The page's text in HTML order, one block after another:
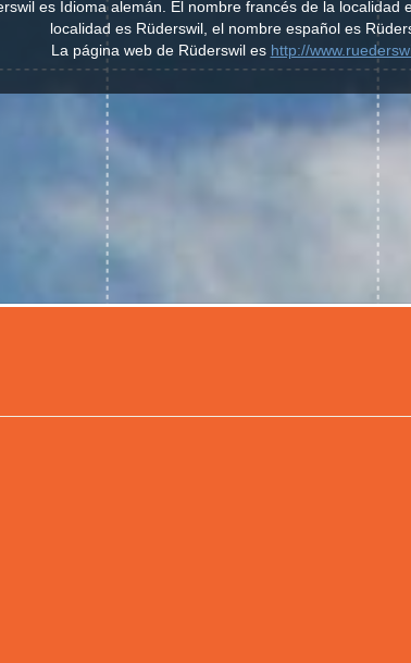
es Idioma alemán. El nombre francés de la localidad
localidad es Rüderswil, el nombre español es
La página web de Rüderswil es http://